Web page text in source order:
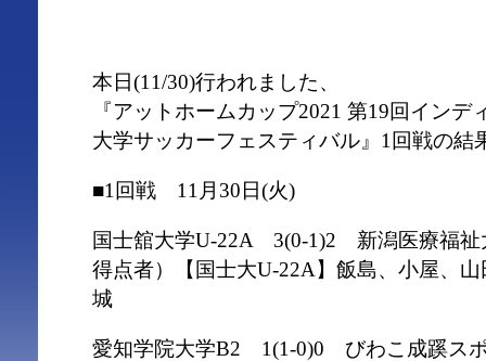
本日(11/30)行われました、
『アットホームカップ2021 第19回イン
大学サッカーフェスティバル』1回戦の結
■1回戦 11月30日(火)
国士舘大学U-22A 3(0-1)2 新潟医療福祉
得点者）【国士大U-22A】飯島、小屋、
城
愛知学院大学B2 1(1-0)0 びわこ成蹊ス